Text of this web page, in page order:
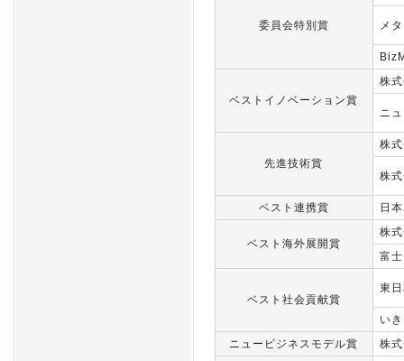
委員会特別賞 メ
ベストイノベーション賞
株
ニ
先進技術賞
株
株
ベスト連携賞 日
ベスト海外展開賞
株
富
ベスト社会貢献賞
東
い
ニュービジネスモデル賞
株